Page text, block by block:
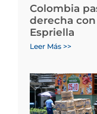
Colombia
derecha
Espriella
Leer Más >>